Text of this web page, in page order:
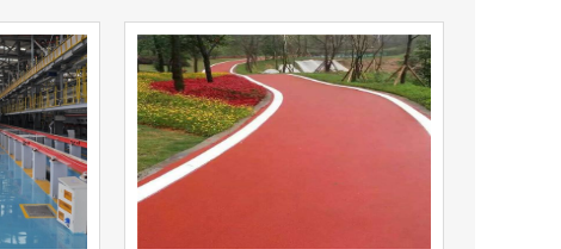
彩色透水地坪
运动场地坪
查看详情
立即询问